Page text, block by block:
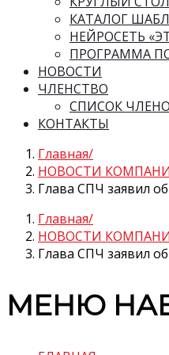
КАТАЛОГ
НЕЙРОСЕТЬ
ПРОГРАММА
НОВОСТИ
ЧЛЕНСТВО
СПИСОК
КОНТАКТЫ
Главная
НОВОСТИ
Глава СПЧ заявил
Главная
НОВОСТИ
Глава СПЧ заявил
МЕНЮ